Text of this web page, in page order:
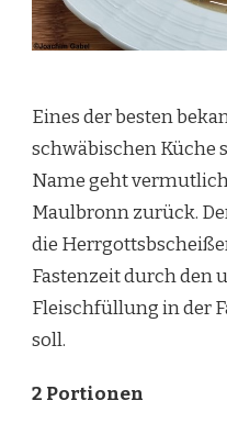
Eines der besten
schwäbischen Küche
Name geht
Maulbronn zurück.
die
Fastenzeit durch den
Fleischfüllung in der
soll.
2 Portionen